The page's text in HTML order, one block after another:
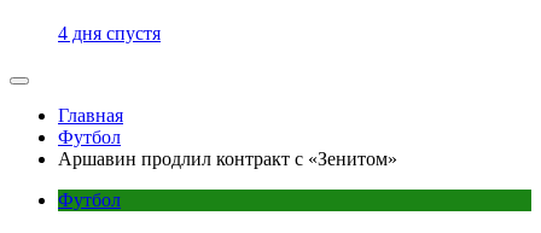
4 дня спустя
Главная
Футбол
Аршавин продлил контракт с «Зенитом»
Футбол